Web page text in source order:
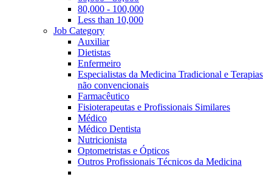
80,000 - 100,000
Less than 10,000
Job Category
Auxiliar
Dietistas
Enfermeiro
Especialistas da Medicina Tradicional e Terapias
não convencionais
Farmacêutico
Fisioterapeutas e Profissionais Similares
Médico
Médico Dentista
Nutricionista
Optometristas e Ópticos
Outros Profissionais Técnicos da Medicina